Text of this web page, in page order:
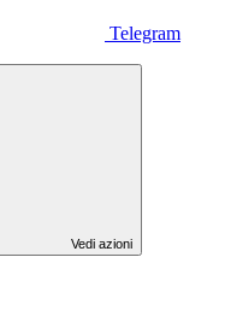
Telegram
Vedi azioni